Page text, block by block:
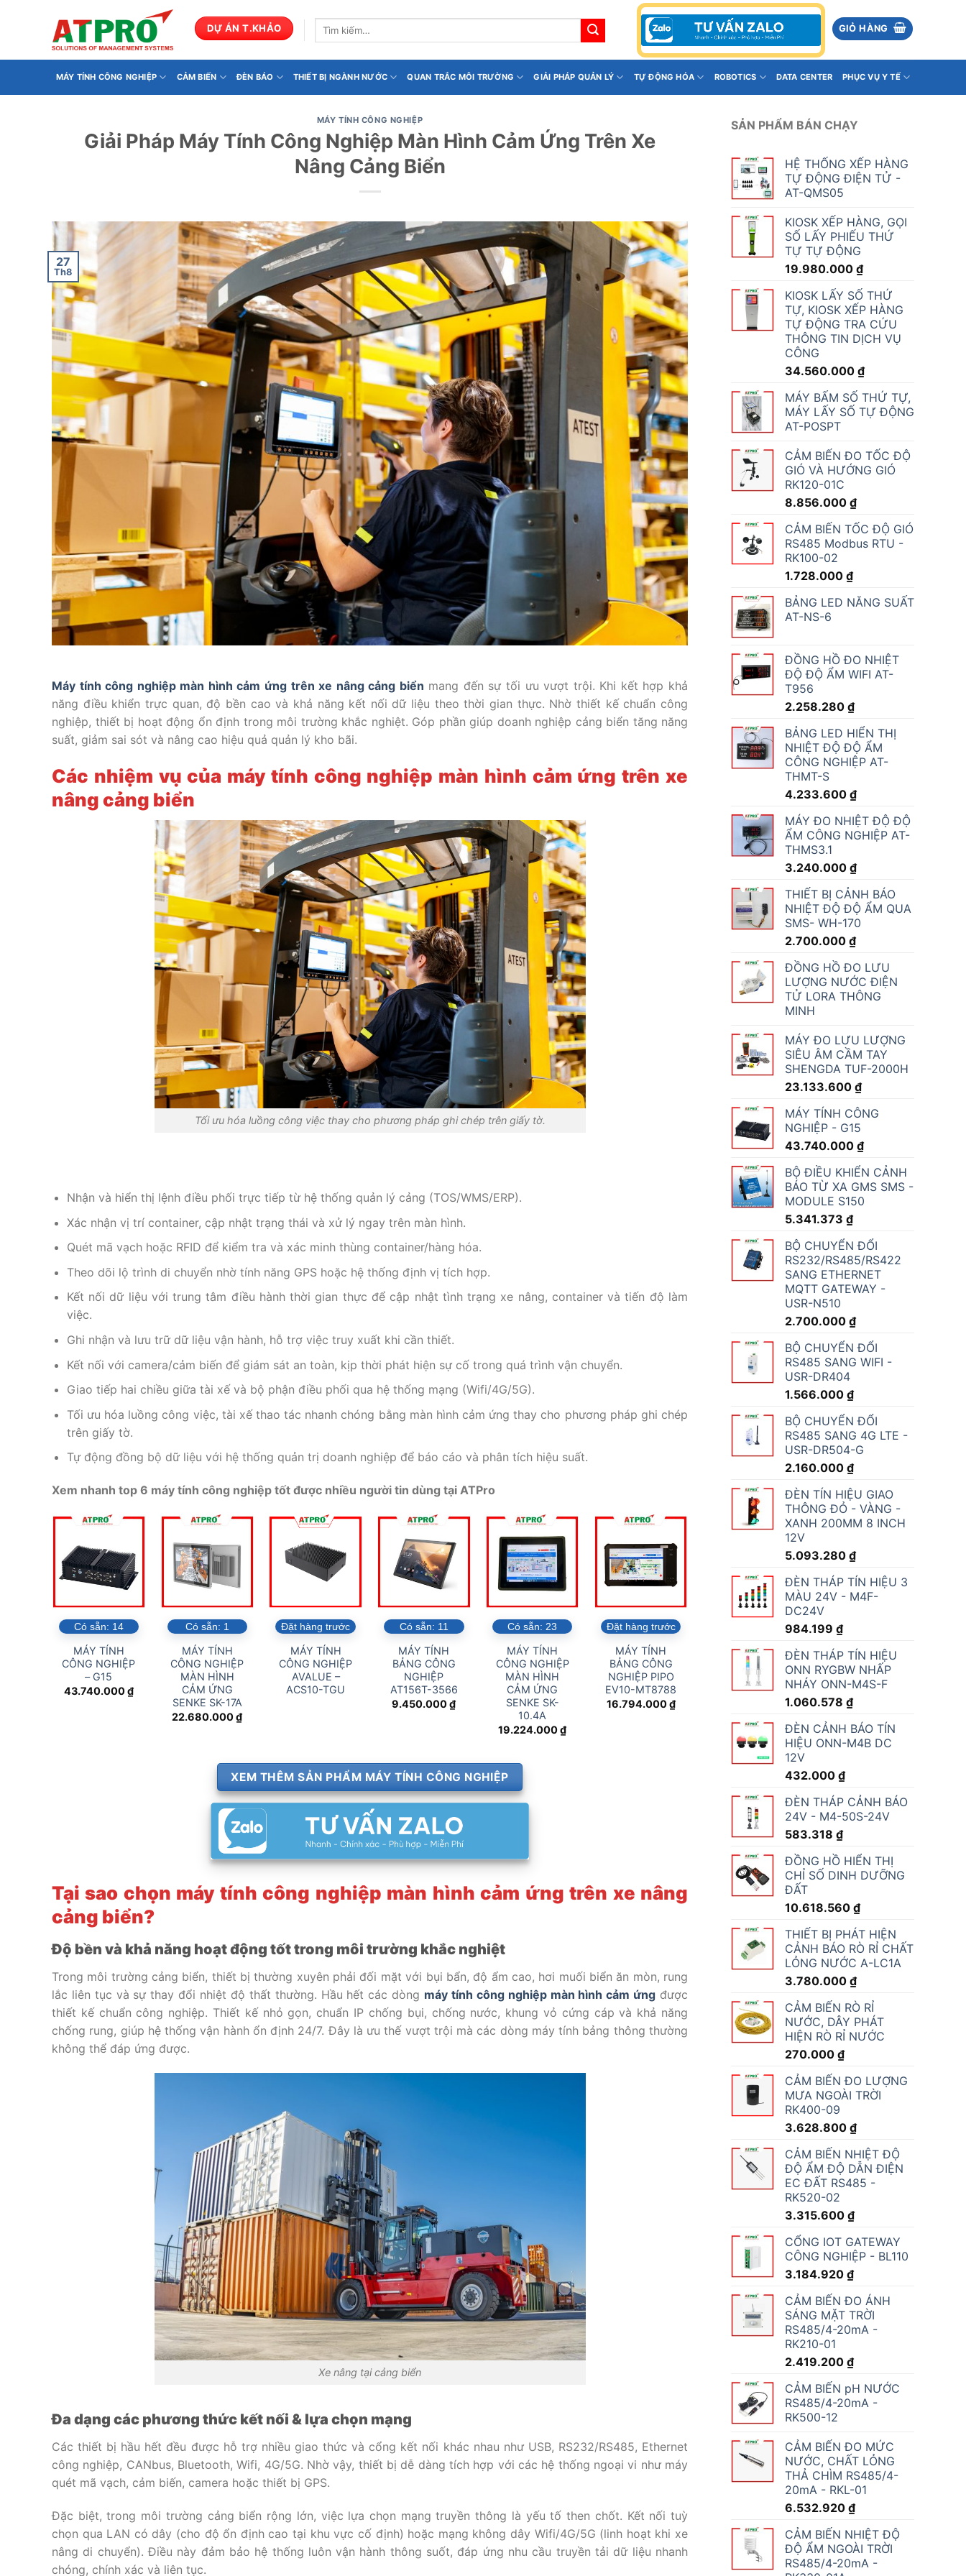
dung
DỰ ÁN T.KHẢO
Tìm
GIỎ HÀNG
MÁY TÍNH CÔNG NGHIỆP CẢM BIẾN ĐÈN BÁO THIẾT BỊ NGÀNH NƯỚC QUAN TRẮC MÔI TRƯỜNG GIẢI PHÁP QUẢN LÝ TỰ ĐỘNG HÓA ROBOTICS DATA CENTER PHỤC VỤ Y TẾ
MÁY TÍNH CÔNG NGHIỆP
Giải Pháp Máy Tính Công Nghiệp Màn Hình Cảm Ứng Trên Xe
Nâng Cảng Biển
27
Th8
Máy tính công nghiệp màn hình cảm ứng trên xe nâng cảng biển mang đến sự tối ưu vượt trội. Khi kết hợp khả
năng điều khiển trực quan, độ bền cao và khả năng kết nối dữ liệu theo thời gian thực. Nhờ thiết kế chuẩn công
nghiệp, thiết bị hoạt động ổn định trong môi trường khắc nghiệt. Góp phần giúp doanh nghiệp cảng biển tăng năng
suất, giảm sai sót và nâng cao hiệu quả quản lý kho bãi.
Các nhiệm vụ của máy tính công nghiệp màn hình cảm ứng trên xe
nâng cảng biển
Tối ưu hóa luồng công việc thay cho phương pháp ghi chép trên giấy tờ.
Nhận và hiển thị lệnh điều phối trực tiếp từ hệ thống quản lý cảng (TOS/WMS/ERP).
Xác nhận vị trí container, cập nhật trạng thái và xử lý ngay trên màn hình.
Quét mã vạch hoặc RFID để kiểm tra và xác minh thùng container/hàng hóa.
Theo dõi lộ trình di chuyển nhờ tính năng GPS hoặc hệ thống định vị tích hợp.
Kết nối dữ liệu với trung tâm điều hành thời gian thực để cập nhật tình trạng xe nâng, container và tiến độ làm
việc.
Ghi nhận và lưu trữ dữ liệu vận hành, hỗ trợ việc truy xuất khi cần thiết.
Kết nối với camera/cảm biến để giám sát an toàn, kịp thời phát hiện sự cố trong quá trình vận chuyển.
Giao tiếp hai chiều giữa tài xế và bộ phận điều phối qua hệ thống mạng (Wifi/4G/5G).
Tối ưu hóa luồng công việc, tài xế thao tác nhanh chóng bằng màn hình cảm ứng thay cho phương pháp ghi chép
trên giấy tờ.
Tự động đồng bộ dữ liệu với hệ thống quản trị doanh nghiệp để báo cáo và phân tích hiệu suất.
Xem nhanh top 6 máy tính công nghiệp tốt được nhiều người tin dùng tại ATPro
Có sẵn: 14
MÁY TÍNH
CÔNG NGHIỆP
– G15
43.740.000₫
Có sẵn: 1
MÁY TÍNH
CÔNG NGHIỆP
MÀN HÌNH
CẢM ỨNG
SENKE SK-17A
22.680.000₫
Đặt hàng trước
MÁY TÍNH
CÔNG NGHIỆP
AVALUE –
ACS10-TGU
Có sẵn: 11
MÁY TÍNH
BẢNG CÔNG
NGHIỆP
AT156T-3566
9.450.000₫
Có sẵn:23
MÁY TÍNH
CÔNG NGHIỆP
MÀN HÌNH
CẢM ỨNG
SENKE SK-
10.4A
19.224.000₫
Đặt hàng trước
MÁY TÍNH
BẢNG CÔNG
NGHIỆP PIPO
EV10-MT8788
16.794.000₫
XEM THÊM SẢN PHẨM MÁY TÍNH CÔNG NGHIỆP
Tại sao chọn máy tính công nghiệp màn hình cảm ứng trên xe nâng
cảng biển?
Độ bền và khả năng hoạt động tốt trong môi trường khắc nghiệt
Trong môi trường cảng biển, thiết bị thường xuyên phải đối mặt với bụi bẩn, độ ẩm cao, hơi muối biển ăn mòn, rung
lắc liên tục và sự thay đổi nhiệt độ thất thường. Hầu hết các dòng máy tính công nghiệp màn hình cảm ứng được
thiết kế chuẩn công nghiệp. Thiết kế nhỏ gọn, chuẩn IP chống bụi, chống nước, khung vỏ cứng cáp và khả năng
chống rung, giúp hệ thống vận hành ổn định 24/7. Đây là ưu thế vượt trội mà các dòng máy tính bảng thông thường
không thể đáp ứng được.
Xe nâng tại cảng biển
Đa dạng các phương thức kết nối & lựa chọn mạng
Các thiết bị hầu hết đều được hỗ trợ nhiều giao thức và cổng kết nối khác nhau như USB, RS232/RS485, Ethernet
công nghiệp, CANbus, Bluetooth, Wifi, 4G/5G. Nhờ vậy, thiết bị dễ dàng tích hợp với các hệ thống ngoại vi như máy
quét mã vạch, cảm biến, camera hoặc thiết bị GPS.
Đặc biệt, trong môi trường cảng biển rộng lớn, việc lựa chọn mạng truyền thông là yếu tố then chốt. Kết nối tuỳ
chọn qua LAN có dây (cho độ ổn định cao tại khu vực cố định) hoặc mạng không dây Wifi/4G/5G (linh hoạt khi xe
nâng di chuyển). Điều này đảm bảo hệ thống luôn vận hành thông suốt, đáp ứng nhu cầu truyền tải dữ liệu nhanh
chóng, chính xác và liên tục.
SẢN PHẨM BÁN CHẠY
HỆ THỐNG XẾP HÀNG
TỰ ĐỘNG ĐIỆN TỬ -
AT-QMS05
KIOSK XẾP HÀNG, GỌI
SỐ LẤY PHIẾU THỨ
TỰ TỰ ĐỘNG
19.980.000 ₫
KIOSK LẤY SỐ THỨ
TỰ, KIOSK XẾP HÀNG
TỰ ĐỘNG TRA CỨU
THÔNG TIN DỊCH VỤ
CÔNG
34.560.000 ₫
MÁY BẤM SỐ THỨ TỰ,
MÁY LẤY SỐ TỰ ĐỘNG
AT-POSPT
CẢM BIẾN ĐO TỐC ĐỘ
GIÓ VÀ HƯỚNG GIÓ
RK120-01C
8.856.000 ₫
CẢM BIẾN TỐC ĐỘ GIÓ
RS485 Modbus RTU -
RK100-02
1.728.000 ₫
BẢNG LED NĂNG SUẤT
AT-NS-6
ĐỒNG HỒ ĐO NHIỆT
ĐỘ ĐỘ ẨM WIFI AT-
T956
2.258.280 ₫
BẢNG LED HIỂN THỊ
NHIỆT ĐỘ ĐỘ ẨM
CÔNG NGHIỆP AT-
THMT-S
4.233.600 ₫
MÁY ĐO NHIỆT ĐỘ ĐỘ
ẨM CÔNG NGHIỆP AT-
THMS3.1
3.240.000 ₫
THIẾT BỊ CẢNH BÁO
NHIỆT ĐỘ ĐỘ ẨM QUA
SMS- WH-170
2.700.000 ₫
ĐỒNG HỒ ĐO LƯU
LƯỢNG NƯỚC ĐIỆN
TỬ LORA THÔNG
MINH
MÁY ĐO LƯU LƯỢNG
SIÊU ÂM CẦM TAY
SHENGDA TUF-2000H
23.133.600 ₫
MÁY TÍNH CÔNG
NGHIỆP - G15
43.740.000 ₫
BỘ ĐIỀU KHIỂN CẢNH
BÁO TỪ XA GMS SMS -
MODULE S150
5.341.373 ₫
BỘ CHUYỂN ĐỔI
RS232/RS485/RS422
SANG ETHERNET
MQTT GATEWAY -
USR-N510
2.700.000 ₫
BỘ CHUYỂN ĐỔI
RS485 SANG WIFI -
USR-DR404
1.566.000 ₫
BỘ CHUYỂN ĐỔI
RS485 SANG 4G LTE -
USR-DR504-G
2.160.000 ₫
ĐÈN TÍN HIỆU GIAO
THÔNG ĐỎ - VÀNG -
XANH 200MM 8 INCH
12V
5.093.280 ₫
ĐÈN THÁP TÍN HIỆU 3
MÀU 24V - M4F-
DC24V
984.199 ₫
ĐÈN THÁP TÍN HIỆU
ONN RYGBW NHẤP
NHÁY ONN-M4S-F
1.060.578 ₫
ĐÈN CẢNH BÁO TÍN
HIỆU ONN-M4B DC
12V
432.000 ₫
ĐÈN THÁP CẢNH BÁO
24V - M4-50S-24V
583.318 ₫
ĐỒNG HỒ HIỂN THỊ
CHỈ SỐ DINH DƯỠNG
ĐẤT
10.618.560 ₫
THIẾT BỊ PHÁT HIỆN
CẢNH BÁO RÒ RỈ CHẤT
LỎNG NƯỚC A-LC1A
3.780.000 ₫
CẢM BIẾN RÒ RỈ
NƯỚC, DÂY PHÁT
HIỆN RÒ RỈ NƯỚC
270.000 ₫
CẢM BIẾN ĐO LƯỢNG
MƯA NGOÀI TRỜI
RK400-09
3.628.800 ₫
CẢM BIẾN NHIỆT ĐỘ
ĐỘ ẨM ĐỘ DẪN ĐIỆN
EC ĐẤT RS485 -
RK520-02
3.315.600 ₫
CỔNG IOT GATEWAY
CÔNG NGHIỆP - BL110
3.184.920 ₫
CẢM BIẾN ĐO ÁNH
SÁNG MẶT TRỜI
RS485/4-20mA -
RK210-01
2.419.200 ₫
CẢM BIẾN pH NƯỚC
RS485/4-20mA -
RK500-12
CẢM BIẾN ĐO MỨC
NƯỚC, CHẤT LỎNG
THẢ CHÌM RS485/4-
20mA - RKL-01
6.532.920 ₫
CẢM BIẾN NHIỆT ĐỘ
ĐỘ ẨM NGOÀI TRỜI
RS485/4-20mA -